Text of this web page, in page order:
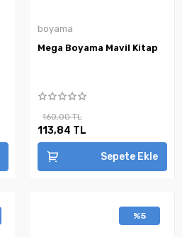
boyama
Mega Boyama Mavil Kitap
160,00 TL
113,84 TL
Sepete Ekle
%5